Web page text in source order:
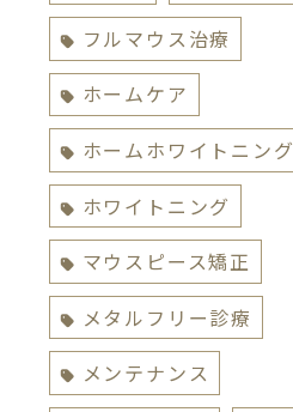
フルマウス治療
ホームケア
ホームホワイトニング
ホワイトニング
マウスピース矯正
メタルフリー診療
メンテナンス